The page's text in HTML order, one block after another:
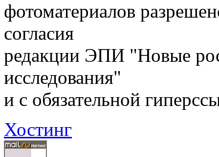
фотоматериалов
согласия
редакции ЭПИ "Новые
исследования"
и с обязательной
Хостинг